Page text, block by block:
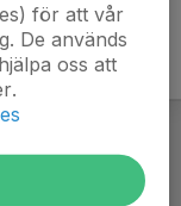
för att vår
De används
oss att